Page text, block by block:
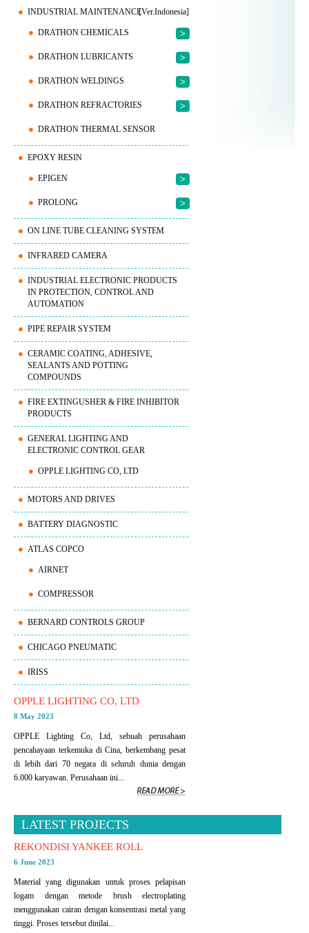
INDUSTRIAL MAINTENANCE[Ver.Indonesia]
DRATHON CHEMICALS >
DRATHON LUBRICANTS >
DRATHON WELDINGS >
DRATHON REFRACTORIES >
DRATHON THERMAL SENSOR
EPOXY RESIN
EPIGEN >
PROLONG >
ON LINE TUBE CLEANING SYSTEM
INFRARED CAMERA
INDUSTRIAL ELECTRONIC PRODUCTS
IN PROTECTION, CONTROL AND
AUTOMATION
PIPE REPAIR SYSTEM
CERAMIC COATING, ADHESIVE,
SEALANTS AND POTTING
COMPOUNDS
FIRE EXTINGUSHER & FIRE INHIBITOR
PRODUCTS
GENERAL LIGHTING AND
ELECTRONIC CONTROL GEAR
OPPLE LIGHTING CO, LTD
MOTORS AND DRIVES
BATTERY DIAGNOSTIC
ATLAS COPCO
AIRNET
COMPRESSOR
BERNARD CONTROLS GROUP
CHICAGO PNEUMATIC
IRISS
OPPLE LIGHTING CO, LTD
8 May 2023
OPPLE Lighting Co, Ltd, sebuah perusahaan
pencahayaan terkemuka di Cina, berkembang pesat
di lebih dari 70 negara di seluruh dunia dengan
6.000 karyawan. Perusahaan ini...
LATEST PROJECTS
REKONDISI YANKEE ROLL
6 June 2023
Material yang digunakan untuk proses pelapisan
logam dengan metode brush electroplating
menggunakan cairan dengan konsentrasi metal yang
tinggi. Proses tersebut dinilai...